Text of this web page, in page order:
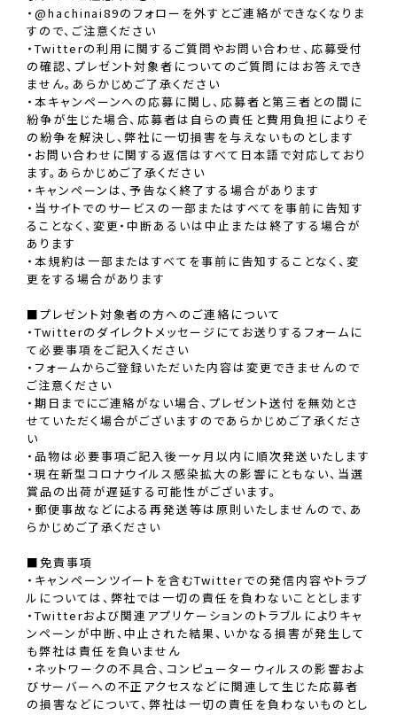
・@hachinai89のフォローを外すとご連絡ができなくなりま
すので、ご注意ください
・Twitterの利用に関するご質問やお問い合わせ、応募受付
の確認、プレゼント対象者についてのご質問にはお答えでき
ません。あらかじめご了承ください
・本キャンペーンへの応募に関し、応募者と第三者との間に
紛争が生じた場合、応募者は自らの責任と費用負担によりそ
の紛争を解決し、弊社に一切損害を与えないものとします
・お問い合わせに関する返信はすべて日本語で対応しており
ます。あらかじめご了承ください
・キャンペーンは、予告なく終了する場合があります
・当サイトでのサービスの一部またはすべてを事前に告知す
ることなく、変更・中断あるいは中止または終了する場合が
あります
・本規約は一部またはすべてを事前に告知することなく、変
更をする場合があります
■プレゼント対象者の方へのご連絡について
・Twitterのダイレクトメッセージにてお送りするフォームに
て必要事項をご記入ください
・フォームからご登録いただいた内容は変更できませんので
ご注意ください
・期日までにご連絡がない場合、プレゼント送付を無効とさ
せていただく場合がございますのであらかじめご了承くださ
い
・品物は必要事項ご記入後一ヶ月以内に順次発送いたします
・現在新型コロナウイルス感染拡大の影響にともない、当選
賞品の出荷が遅延する可能性がございます。
・郵便事故などによる再発送等は原則いたしませんので、あ
らかじめご了承ください
■免責事項
・キャンペーンツイートを含むTwitterでの発信内容やトラブ
ルについては、弊社では一切の責任を負わないこととします
・Twitterおよび関連アプリケーションのトラブルによりキャ
ンペーンが中断、中止された結果、いかなる損害が発生して
も弊社は責任を負いません
・ネットワークの不具合、コンピューターウィルスの影響およ
びサーバーへの不正アクセスなどに関連して生じた応募者
の損害などについて、弊社は一切の責任を負わないものとし